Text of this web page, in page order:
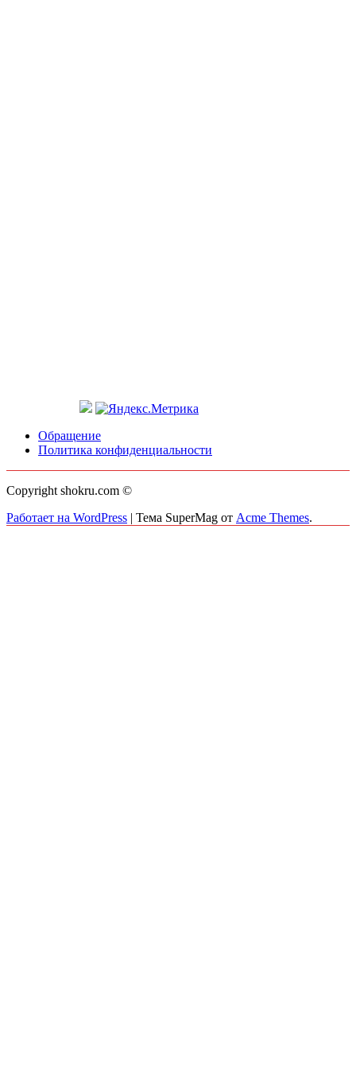
Обращение
Политика конфиденциальности
Copyright shokru.com ©
Работает на WordPress | Тема SuperMag от Acme Themes.